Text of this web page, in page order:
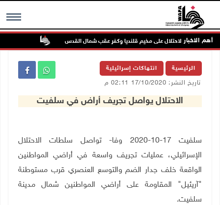
MENU أهم الاخبار
الرئيسية انتهاكات إسرائيلية
تاريخ النشر: 17/10/2020 02:11 م
الاحتلال يواصل تجريف أراض في سلفيت
سلفيت17
-
10
-
2020 وفا- تواصل سلطات الاحتلال
الإسرائيلي، عمليات تجريف واسعة في أراضي المواطنين
الواقعة خلف جدار الضم والتوسع العنصري قرب مستوطنة
"آريئيل" المقاومة على أراضي المواطنين شمال مدينة
سلفيت.